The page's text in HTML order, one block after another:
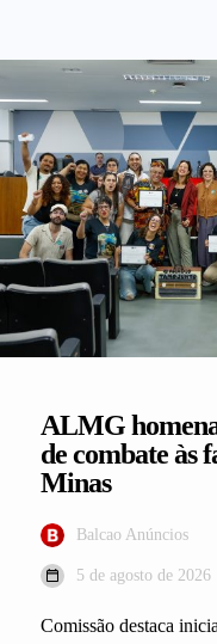
ALMG
de combate às
Minas
Balcao Anúncios
5 de agosto de 2026
Comissão destaca